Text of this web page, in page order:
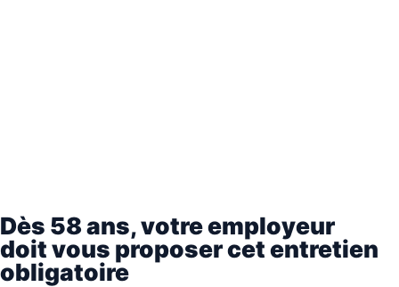
Dès 58 ans, votre employeur
doit vous proposer cet entretien
obligatoire